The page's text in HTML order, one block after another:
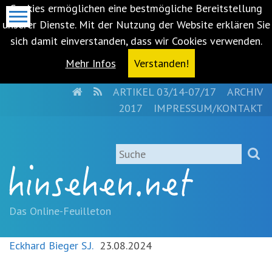
Cookies ermöglichen eine bestmögliche Bereitstellung
unserer Dienste. Mit der Nutzung der Website erklären Sie
sich damit einverstanden, dass wir Cookies verwenden.
Mehr Infos
Verstanden!
springen
(Accesskey
'1')Zur
springen
HOMERSSARTIKEL 03/14-07/17
ARCHIV
2017
IMPRESSUM/KONTAKT
Suche
Das Online-Feuilleton
Eckhard Bieger S.J. 23.08.2024